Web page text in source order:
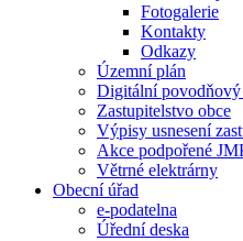
Fotogalerie
Kontakty
Odkazy
Územní plán
Digitální povodňový
Zastupitelstvo obce
Výpisy usnesení
Akce podpořené
Větrné elektrárny
Obecní úřad
e-podatelna
Úřední deska